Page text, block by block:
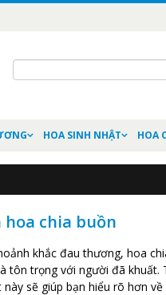
HOA SINH NHẬT HOA
hoa chia buồn
khắc đau thương, hoa
tôn trọng với người đã khuất.
sẽ giúp bạn hiểu rõ hơn